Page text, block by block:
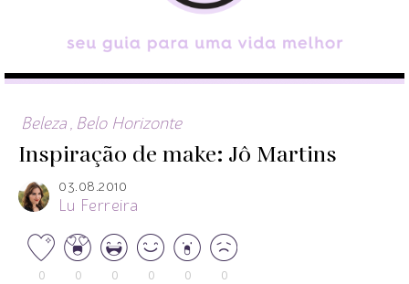
Beleza Belo Horizonte
Inspiração de make: Jô Martins
03.08.2010
Lu Ferreira
0 0 0 0 0 0